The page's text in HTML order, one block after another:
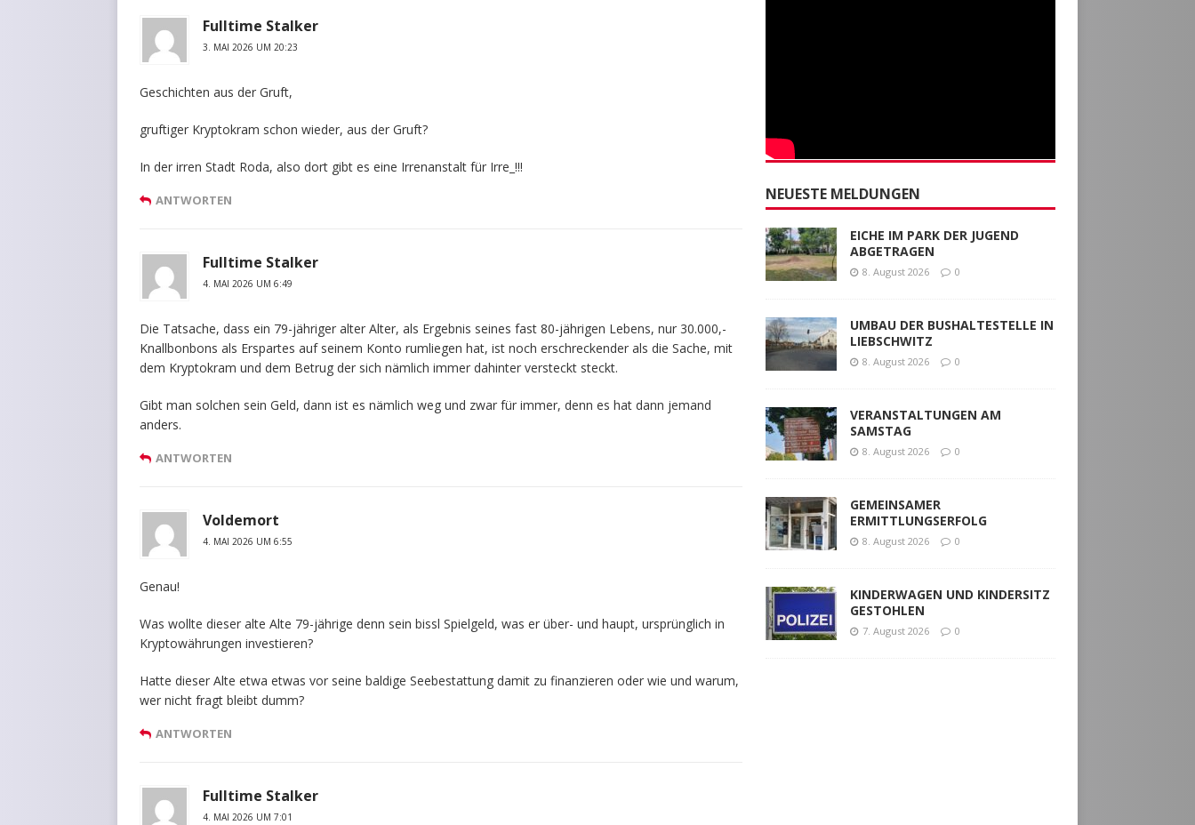
Fulltime Stalker
3. MAI 2026 UM 20:23
Geschichten aus der Gruft,
gruftiger Kryptokram schon wieder, aus der Gruft?
In der irren Stadt Roda, also dort gibt es eine Irrenanstalt für Irre_!!!
ANTWORTEN
Fulltime Stalker
4. MAI 2026 UM 6:49
Die Tatsache, dass ein 79-jähriger alter Alter, als Ergebnis seines fast 80-jährigen Lebens, nur 30.000,-
Knallbonbons als Erspartes auf seinem Konto rumliegen hat, ist noch erschreckender als die Sache, mit
dem Kryptokram und dem Betrug der sich nämlich immer dahinter versteckt steckt.
Gibt man solchen sein Geld, dann ist es nämlich weg und zwar für immer, denn es hat dann jemand
anders.
ANTWORTEN
Voldemort
4. MAI 2026 UM 6:55
Genau!
Was wollte dieser alte Alte 79-jährige denn sein bissl Spielgeld, was er über- und haupt, ursprünglich in
Kryptowährungen investieren?
Hatte dieser Alte etwa etwas vor seine baldige Seebestattung damit zu finanzieren oder wie und warum,
wer nicht fragt bleibt dumm?
ANTWORTEN
Fulltime Stalker
4. MAI 2026 UM 7:01
NEUESTE MELDUNGEN
EICHE IM PARK DER JUGEND
ABGETRAGEN
8. August 2026 0
UMBAU DER BUSHALTESTELLE IN
LIEBSCHWITZ
8. August 2026 0
VERANSTALTUNGEN AM
SAMSTAG
8. August 2026 0
GEMEINSAMER
ERMITTLUNGSERFOLG
8. August 2026 0
KINDERWAGEN UND KINDERSITZ
GESTOHLEN
7. August 2026 0